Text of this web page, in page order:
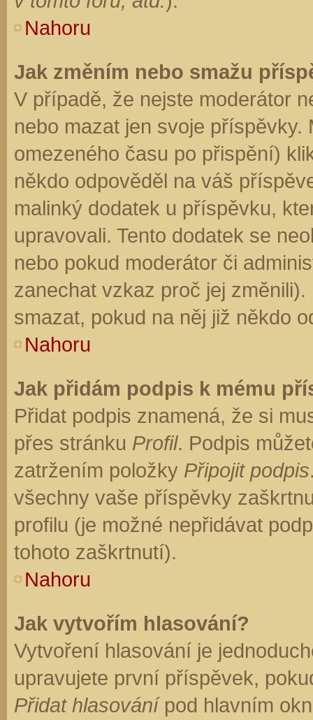
Nahoru
Jak změním nebo smažu
V případě, že nejste moderátor
nebo mazat jen svoje
omezeného času po přispění)
někdo odpověděl na váš
malinký dodatek u příspěvku,
upravovali. Tento dodatek se
nebo pokud moderátor či
zanechat vzkaz proč jej
smazat, pokud na něj již někdo
Nahoru
Jak přidám podpis k mému
Přidat podpis znamená, že si
přes stránku Profil. Podpis
zatržením položky Připojit podpis
všechny vaše příspěvky
profilu (je možné nepřidávat
tohoto zaškrtnutí).
Nahoru
Jak vytvořím hlasování?
Vytvoření hlasování je
upravujete první příspěvek,
Přidat hlasovánípod hlavním